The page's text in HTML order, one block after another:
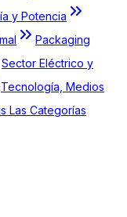
y Potencia
Packaging
Sector Eléctrico y
Tecnología, Medios
Las Categorías